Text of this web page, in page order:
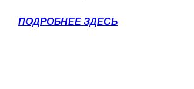
ПОДРОБНЕЕ ЗДЕСЬ